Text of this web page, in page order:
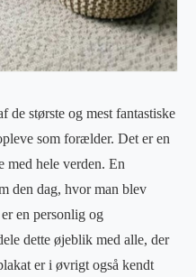
de største og mest fantastiske
som forælder. Det er en
med hele verden. En
den dag, hvor man blev
en personlig og
dette øjeblik med alle, der
er i øvrigt også kendt